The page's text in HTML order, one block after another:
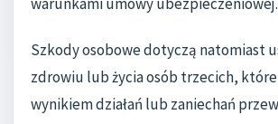
Szkody osobowe dotyczą natomiast
zdrowiu lub życia osób trzecich,
wynikiem działań lub zaniechań